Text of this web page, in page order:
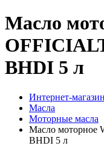
Масло
BHDI 5 л
Интернет-магазин
Масла
Моторные масла
Масло моторное
BHDI 5 л